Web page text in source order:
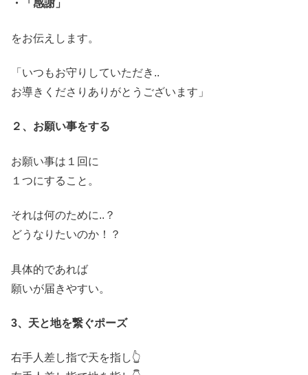
・ 「感謝」
をお伝えします。
「いつもお守りしていただき ..
お導きくださりありがとうございます」
２、 お願い事をする
お願い事は１回に
１つにすること。
それは何のために..？
どうなりたいのか！？
具体的であれば
願いが届きやすい。
3、 天と地を繋ぐポーズ
右手人差し指で天を指し👆